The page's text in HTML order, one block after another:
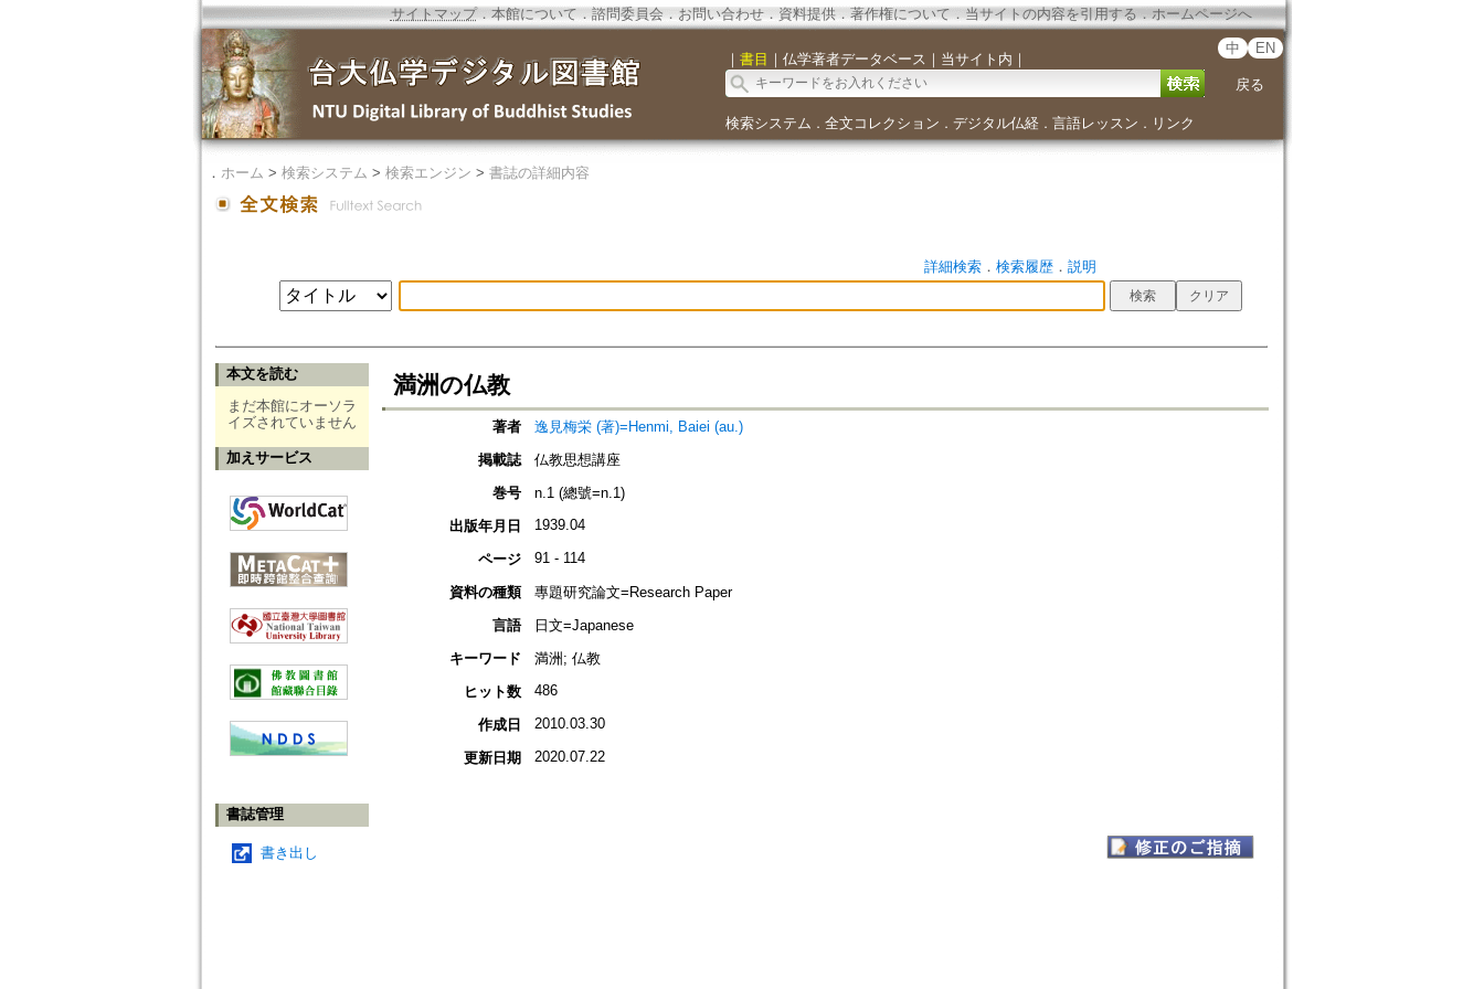
サイトマップ．本館について ． 諮問委員会． お問い合わせ． 資料提供． 著作権について．当サイトの内容を引用する ． ホームページへ
｜ 書目 ｜ 仏学著者データベース ｜ 当サイト内 ｜
中 EN
戻る
検索システム ． 全文コレクション ． デジタル仏経． 言語レッスン ． リンク
． ホーム > 検索システム > 検索エンジン > 書誌の詳細内容
詳細検索． 検索履歴． 説明
本文を読む
まだ本館にオーソラ
イズされていません
加えサービス
書誌管理
書き出し
満洲の仏教
著者
逸見梅栄 (著)=Henmi, Baiei (au.)
掲載誌
仏教思想講座
巻号
n.1 (總號=n.1)
出版年月日
1939.04
ページ 91 - 114
資料の種類
專題研究論文=Research Paper
言語
日文=Japanese
キーワード
満洲; 仏教
ヒット数
486
作成日 2010.03.30
更新日期 2020.07.22